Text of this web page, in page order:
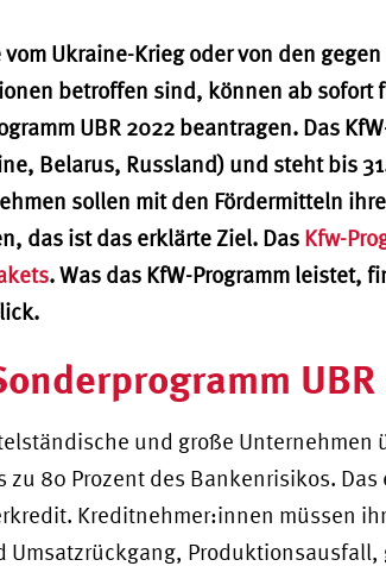
Ukraine-Krieg oder von den
betroffen sind, können ab sofort
UBR 2022 beantragen. Das
Belarus, Russland) und steht bis
sollen mit den Fördermitteln
das ist das erklärte Ziel. Das Kfw-
. Was das KfW-Programm leistet,
und große Unternehmen
zu 80 Prozent des Bankenrisikos.
Kreditnehmer:innen müssen
Umsatzrückgang, Produktionsausfall,